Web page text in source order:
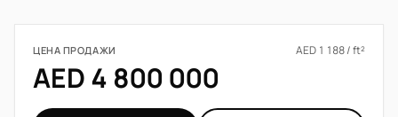
ЦЕНА ПРОДАЖИ AED 1 188 / ft²
AED 4 800 000